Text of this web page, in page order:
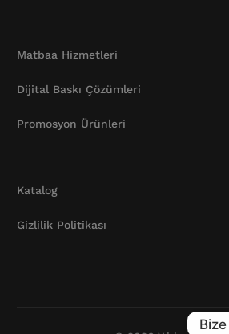
Matbaa Hizmetleri
Dijital Baskı Çözümleri
Promosyon Ürünleri
Katalog
Gizlilik Politikası
Katalog
Bize